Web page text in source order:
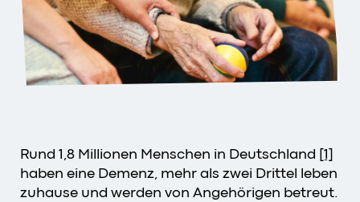
Rund 1,8 Millionen Menschen in Deutschland [1]
haben eine Demenz, mehr als zwei Drittel leben
zuhause und werden von Angehörigen betreut.